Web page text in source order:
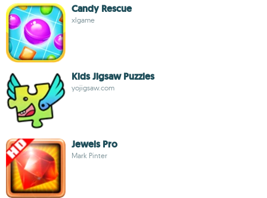
Candy Rescue
xlgame
Kids Jigsaw Puzzles
yojigsaw.com
Jewels Pro
Mark Pinter